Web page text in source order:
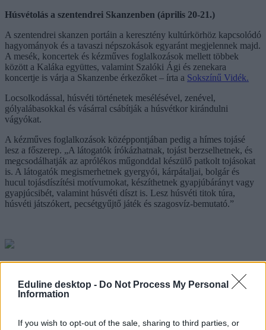
Eduline desktop - Do Not Process My Personal
Information
If you wish to opt-out of the sale, sharing to third parties, or
Húsvétolás a szentendrei Skanzenben (április 20-21.)
A szentendrei skanzen portáin a keresztény kultúrkörhöz kapcsolódó
hagyományok és a tavaszi népszokások egyaránt megjelennek majd.
A mesék, koncertek és kézműves foglalkozások mellett többek
között a Kaláka együttes, valamint Szalóki Ági és zenekara
koncertje is várja a Skanzenbe érkezőket – írta a Sokszínű Vidék.
Locsolkodással, húsvéti történetek mesélésével, zenével,
gólyalábasokkal és vásárral csábítják a húsvétkor kirándulni
vágyókat.
A kézműves foglalkozások középpontjában pedig a hímes tojásé
lesz a főszerep. „A látogatók írókázhatnak, tojást berzselhetnek, és
megcsodálhatják az aprólékos műgonddal készülő patkolt tojásokat
is. A látogatók megismerhetnek gyergyói, kárpátaljai, bolgár és
hucul tojásdíszítési motívumokat, készíthetnek gyapjúbárányt vagy
gyapjúcsibét, valamint húsvéti díszt is. Lesz húsvéti titok túra,
húsvéti játszókert, pecsétgyűjtő játék és szagosvíz-bemutató.”
Húsvét Nyíregyháza 2025 - Falusi Húsvét a Sóstói
A Nyíregyházi húsvéti programok egyike a fizetősöknek.
6 éves kor alatt és 70 éves kor felett pedig ingyenes.